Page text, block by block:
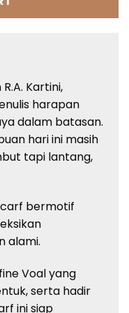
Kartini,
harapan
dalam batasan.
hari ini masih
tapi lantang,
bermotif
alami.
Voal yang
serta hadir
ini siap